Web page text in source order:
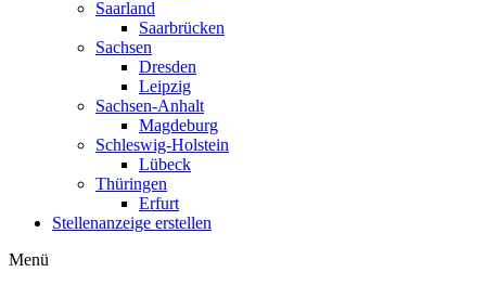
Saarland
Saarbrücken
Sachsen
Dresden
Leipzig
Sachsen-Anhalt
Magdeburg
Schleswig-Holstein
Lübeck
Thüringen
Erfurt
Stellenanzeige erstellen
Menü